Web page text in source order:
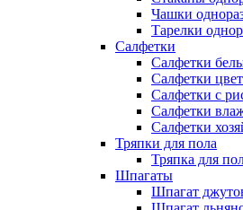
Чашки
Тарелки
Салфетки
Салфетки
Салфетки
Салфетки с
Салфетки
Салфетки
Тряпки для пола
Тряпка для
Шпагаты
Шпагат